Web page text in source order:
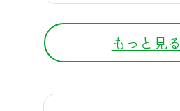
は、都合により変更
ざいますので、あ
ださい。放送は見
ク、花火大会、温
るミュージアムな
休みにおすすめの
ァリパークは、マ
もっと見る